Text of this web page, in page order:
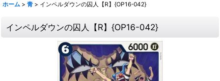
ホーム > 青 > インペルダウンの囚人【R】{OP16-042}
インペルダウンの囚人【R】{OP16-042}